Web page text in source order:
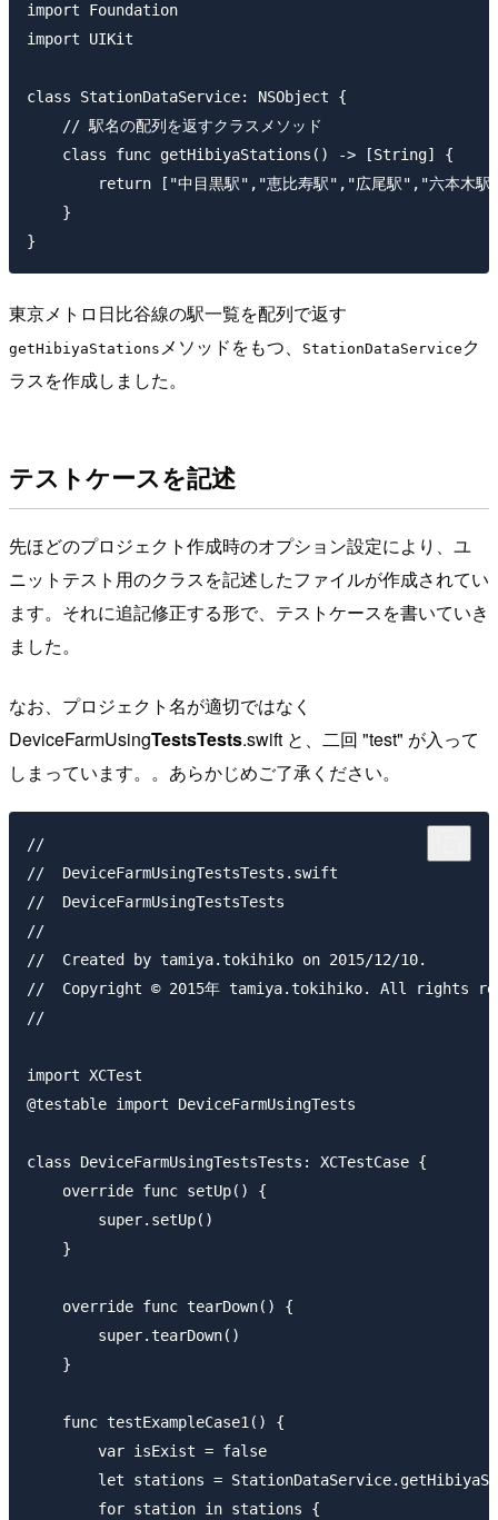
import Foundation
import UIKit
class StationDataService: NSObject {
    // 駅名の配列を返すクラスメソッド
    class func getHibiyaStations() -> [String] {
return ["中目黒駅","恵比寿駅","広尾駅","六本木駅
    }
東京メトロ日比谷線の駅一覧を配列で返す
getHibiyaStations メソッドをもつ、 StationDataService ク
ラスを作成しました。
テストケースを記述
先ほどのプロジェクト作成時のオプション設定により、ユ
ニットテスト用のクラスを記述したファイルが作成されてい
ます。それに追記修正する形で、テストケースを書いていき
ました。
なお、プロジェクト名が適切ではなく
DeviceFarmUsingTestsTests.swift と、二回 "test" が入って
しまっています。。あらかじめご了承ください。
//
//  DeviceFarmUsingTestsTests.swift
//  DeviceFarmUsingTestsTests
//
//  Created by tamiya.tokihiko on 2015/12/10.
//  Copyright © 2015年 tamiya.tokihiko. All rights
//
import XCTest
@testable import DeviceFarmUsingTests
class DeviceFarmUsingTestsTests: XCTestCase {
    override func setUp() {
        super.setUp()
    }
    override func tearDown() {
        super.tearDown()
    }
    func testExampleCase1() {
        var isExist = false
let stations =
        for station in stations {